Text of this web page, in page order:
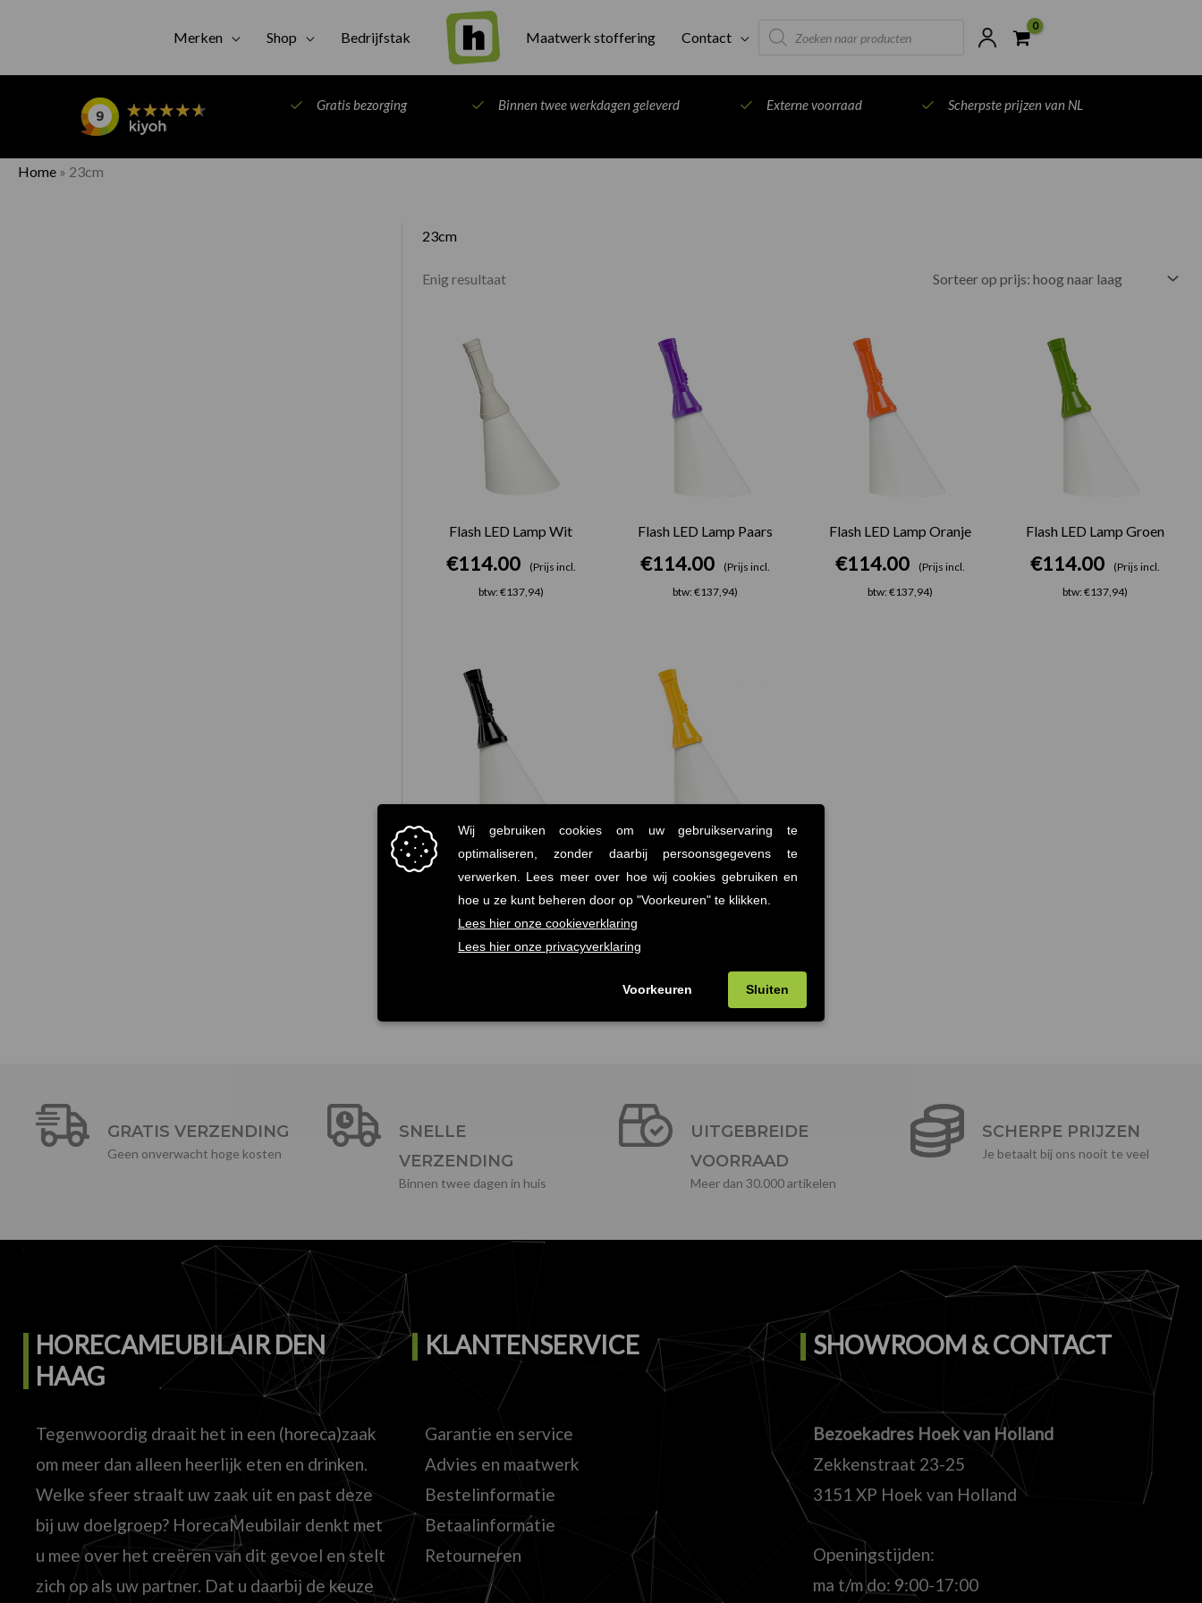
Merken Shop Bedrijfstak Maatwerk stoffering Contact
Products
search
Gratis bezorging Binnen twee werkdagen geleverd Externe voorraad Scherpste prijzen van NL
Home » 23cm
23cm
Enig resultaat
Flash LED Lamp Wit
€114.00
(Prijs incl.
btw: €137,94)
Flash LED Lamp Paars
€114.00
(Prijs incl.
btw: €137,94)
Flash LED Lamp Oranje
€114.00
(Prijs incl.
btw: €137,94)
Flash LED Lamp Groen
€114.00
(Prijs incl.
btw: €137,94)
Flash LED Lamp Zwart
114.00
(Prijs incl.
btw: €137,94)
Flash LED Lamp Geel
€114.00
(Prijs incl.
GRATIS VERZENDING
Geen onverwacht hoge kosten
SNELLE
VERZENDING
Binnen twee dagen in huis
UITGEBREIDE
VOORRAAD
Meer dan 30.000 artikelen
SCHERPE PRIJZEN
Je betaalt bij ons nooit te veel
HORECAMEUBILAIR DEN
HAAG
Tegenwoordig draait het in een (horeca)zaak
om meer dan alleen heerlijk eten en drinken.
Welke sfeer straalt uw zaak uit en past deze
bij uw doelgroep? HorecaMeubilair denkt met
u mee over het creëren van dit gevoel en stelt
zich op als uw partner. Dat u daarbij de keuze
KLANTENSERVICE
Garantie en service
Advies en maatwerk
Bestelinformatie
Betaalinformatie
Retourneren
SHOWROOM & CONTACT
Bezoekadres Hoek van Holland
Zekkenstraat 23-25
3151 XP Hoek van Holland
Openingstijden:
ma t/m do: 9:00-17:00